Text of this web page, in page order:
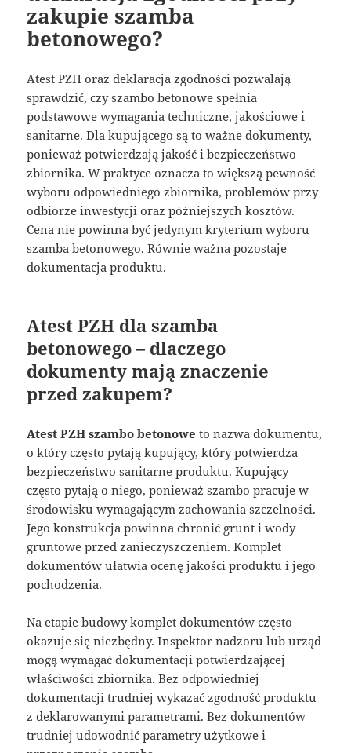
zakupie szamba
betonowego?
Atest PZH oraz deklaracja zgodności pozwalają
sprawdzić, czy szambo betonowe spełnia
podstawowe wymagania techniczne, jakościowe i
sanitarne. Dla kupującego są to ważne dokumenty,
ponieważ potwierdzają jakość i bezpieczeństwo
zbiornika. W praktyce oznacza to większą pewność
wyboru odpowiedniego zbiornika, problemów przy
odbiorze inwestycji oraz późniejszych kosztów.
Cena nie powinna być jedynym kryterium wyboru
szamba betonowego. Równie ważna pozostaje
dokumentacja produktu.
Atest PZH dla szamba
betonowego – dlaczego
dokumenty mają znaczenie
przed zakupem?
Atest PZH szambo betonowe to nazwa dokumentu,
o który często pytają kupujący, który potwierdza
bezpieczeństwo sanitarne produktu. Kupujący
często pytają o niego, ponieważ szambo pracuje w
środowisku wymagającym zachowania szczelności.
Jego konstrukcja powinna chronić grunt i wody
gruntowe przed zanieczyszczeniem. Komplet
dokumentów ułatwia ocenę jakości produktu i jego
pochodzenia.
Na etapie budowy komplet dokumentów często
okazuje się niezbędny. Inspektor nadzoru lub urząd
mogą wymagać dokumentacji potwierdzającej
właściwości zbiornika. Bez odpowiedniej
dokumentacji trudniej wykazać zgodność produktu
z deklarowanymi parametrami. Bez dokumentów
trudniej udowodnić parametry użytkowe i